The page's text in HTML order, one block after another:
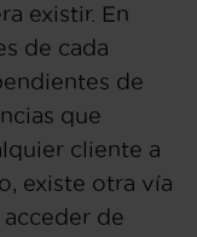
existir. En
de cada
de
que
cliente a
existe otra vía
de